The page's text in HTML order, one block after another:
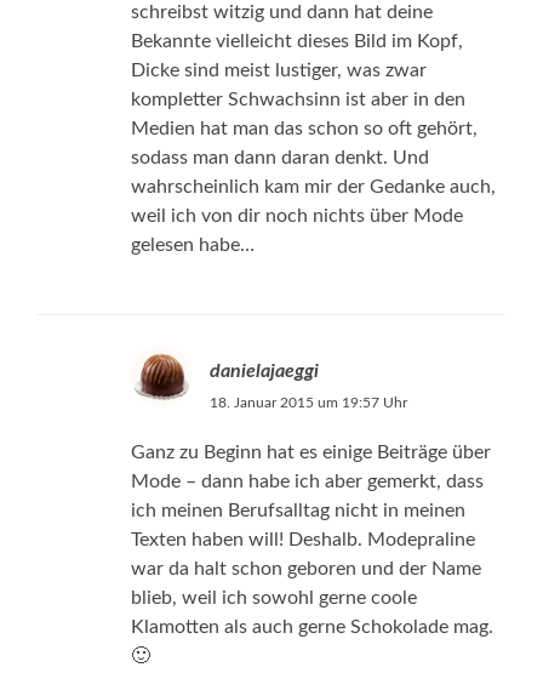
schreibst witzig und dann hat deine
Bekannte vielleicht dieses Bild im Kopf,
Dicke sind meist lustiger, was zwar
kompletter Schwachsinn ist aber in den
Medien hat man das schon so oft gehört,
sodass man dann daran denkt. Und
wahrscheinlich kam mir der Gedanke auch,
weil ich von dir noch nichts über Mode
gelesen habe…
danielajaeggi
18. Januar 2015 um 19:57 Uhr
Ganz zu Beginn hat es einige Beiträge über
Mode – dann habe ich aber gemerkt, dass
ich meinen Berufsalltag nicht in meinen
Texten haben will! Deshalb. Modepraline
war da halt schon geboren und der Name
blieb, weil ich sowohl gerne coole
Klamotten als auch gerne Schokolade mag.
🙂